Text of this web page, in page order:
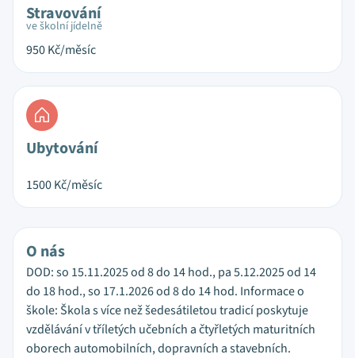
Stravování
ve školní jídelně
950Kč/měsíc
Ubytování
1500Kč/měsíc
O nás
DOD: so 15.11.2025 od 8 do 14 hod., pa 5.12.2025 od 14
do 18 hod., so 17.1.2026 od 8 do 14 hod. Informace o
škole: Škola s více než šedesátiletou tradicí poskytuje
vzdělávání v tříletých učebních a čtyřletých maturitních
oborech automobilních, dopravních a stavebních.